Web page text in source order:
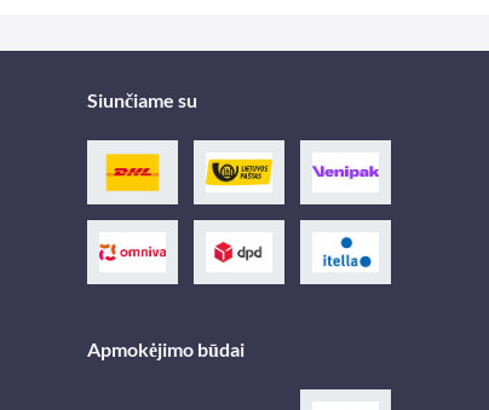
Siunčiame su
Apmokėjimo būdai